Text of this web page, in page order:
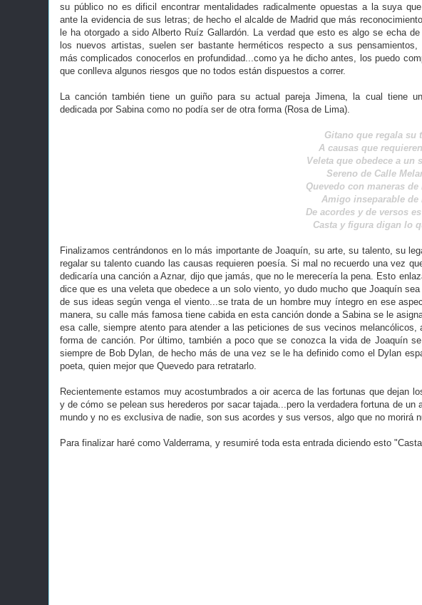
su público no es dificil encontrar mentalidades radicalmente opuestas a la suya
ante la evidencia de sus letras; de hecho el alcalde de Madrid que más
le ha otorgado a sido Alberto Ruíz Gallardón. La verdad que esto es algo se echa
los nuevos artistas, suelen ser bastante herméticos respecto a sus pensamientos,
más complicados conocerlos en profundidad...como ya he dicho antes, los puedo
que conlleva algunos riesgos que no todos están dispuestos a correr.
La canción también tiene un guiño para su actual pareja Jimena, la cual tiene
dedicada por Sabina como no podía ser de otra forma (Rosa de Lima).
Gitano que regala su
A causas que
Veleta que obedece a un
Sereno de Calle
Quevedo con maneras de
Amigo inseparable de
De acordes y de versos
Casta y figura digan lo
Finalizamos centrándonos en lo más importante de Joaquín, su arte, su talento, su
regalar su talentocuando las causas requieren poesía. Si mal no recuerdo una vez
dedicaría una canción a Aznar, dijo que jamás, que no le merecería la pena. Esto
dice que es una veleta que obedece a un solo viento, yo dudo mucho que Joaquín
de sus ideas según venga el viento...se trata de un hombre muy íntegro en ese
manera, su calle más famosa tiene cabida en esta canción donde a Sabina se le
esa calle, siempre atento para atender a las peticiones de sus vecinos melancólicos,
forma de canción. Por último, también a poco que se conozca la vida de Joaquín
siempre de Bob Dylan, de hecho más de una vez se le ha definido como el Dylan
poeta, quien mejor que Quevedo para retratarlo.
Recientemente estamos muy acostumbrados a oir acerca de las fortunas que dejan
y de cómo se pelean sus herederos por sacar tajada...pero la verdadera fortuna de un
mundo y no es exclusiva de nadie, son sus acordes y sus versos, algo que no morirá
Para finalizar haré como Valderrama, y resumiré toda esta entrada diciendo esto